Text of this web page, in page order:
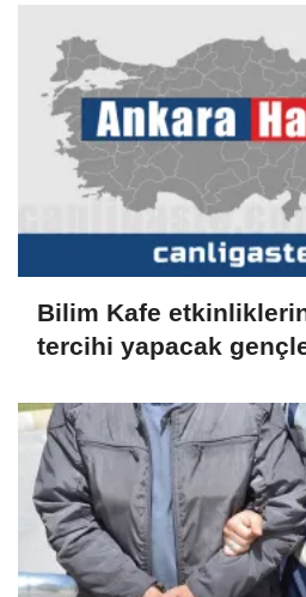
Bilim Kafe
tercihi yapacak